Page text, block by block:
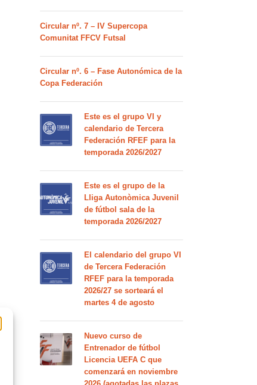
Circular nº. 7 – IV Supercopa
Comunitat FFCV Futsal
Circular nº. 6 – Fase Autonómica de la
Copa Federación
Este es el grupo VI y
calendario de Tercera
Federación RFEF para la
temporada 2026/2027
Este es el grupo de la
Lliga Autonòmica Juvenil
de fútbol sala de la
temporada 2026/2027
El calendario del grupo VI
de Tercera Federación
RFEF para la temporada
2026/27 se sorteará el
martes 4 de agosto
Nuevo curso de
Entrenador de fútbol
Licencia UEFA C que
comenzará en noviembre